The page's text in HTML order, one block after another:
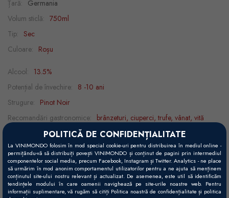
POLITICĂ DE CONFIDENȚIALITATE
La VINIMONDO folosim în mod special cookie-uri pentru distribuirea în mediul online -
permițându-vă să distribuiți povești VINIMONDO și conținut de pagini prin intermediul
componentelor social media, precum Facebook, Instagram și Twitter. Analytics - ne place
să urmărim în mod anonim comportamentul utilizatorilor pentru a ne ajuta să menținem
conținutul site-ului nostru relevant și actualizat. De asemenea, este util să identificăm
tendințele modului în care oamenii navighează pe site-urile noastre web. Pentru
informații suplimentare, vă rugăm să citiți Politica noastră de confidențialitate și politica
Țară: Germania
Volum sticlă: 750ml
Tip: Sec
Culoare: Roșu
Alcool: 13.5%
Potențial de învechire: 8 -10 ani
Strugure: Pinot Noir
Recomandări gastronomice: brânzeturi, ciuperci, trufe, vânat, vită
Temperatură servire: 14 - 16°C
Vizual
Roșu rubiniu mediu.